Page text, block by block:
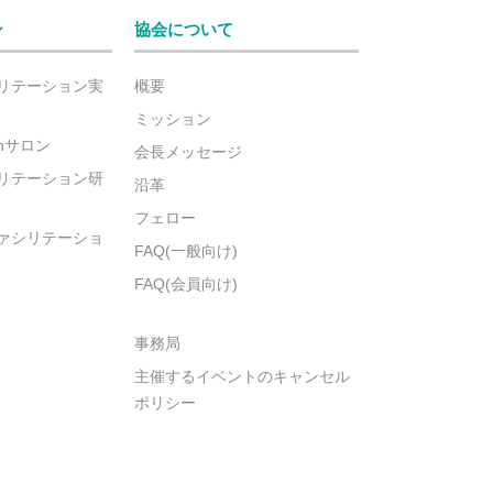
テーション実
ロン
テーション研
シリテーショ
協会について
概要
ミッション
会長メッセージ
沿革
フェロー
FAQ(一般向け)
FAQ(会員向け)
事務局
主催するイベントのキャンセル
ポリシー